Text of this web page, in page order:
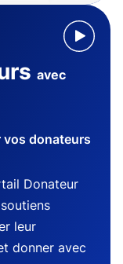
avec
vos donateurs
Donateur
leur
donner avec